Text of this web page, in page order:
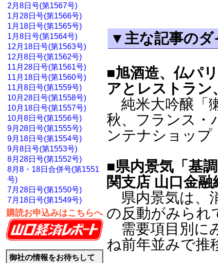
2月8日号(第1567号)
1月28日号(第1566号)
1月18日号(第1565号)
1月8日号(第1564号)
12月18日号(第1563号)
12月8日号(第1562号)
11月28日号(第1561号)
11月18日号(第1560号)
11月8日号(第1559号)
10月28日号(第1558号)
10月18日号(第1557号)
10月8日号(第1556号)
9月28日号(第1555号)
9月18日号(第1554号)
9月8日号(第1553号)
8月28日号(第1552号)
8月8・18日合併号(第1551
号)
7月28日号(第1550号)
7月18日号(第1549号)
購読お申込みはこちらへ
御社の情報をお待ちして
▼主な記事のダ
■旭酒造、仏パ
アとレストラン
純米大吟醸「
秋、フランス・
ンテナショップ
■県内景気「基
関支店 山口金融
県内景気は、
の反動がみられ
需要項目別に
ね前年並みで推